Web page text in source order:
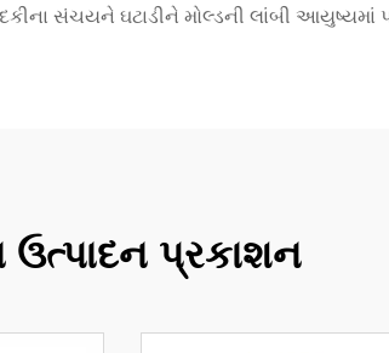
સંચયને ઘટાડીને મોલ્ડની લાંબી
ઉત્પાદન પ્રકાશન